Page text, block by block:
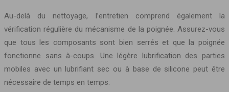
Au-delà du nettoyage, l’entretien comprend également la
vérification régulière du mécanisme de la poignée. Assurez-vous
que tous les composants sont bien serrés et que la poignée
fonctionne sans à-coups. Une légère lubrification des parties
mobiles avec un lubrifiant sec ou à base de silicone peut être
nécessaire de temps en temps.